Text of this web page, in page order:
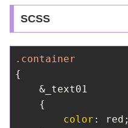
SCSS
.container
{
    &_text01
    {
color : red;